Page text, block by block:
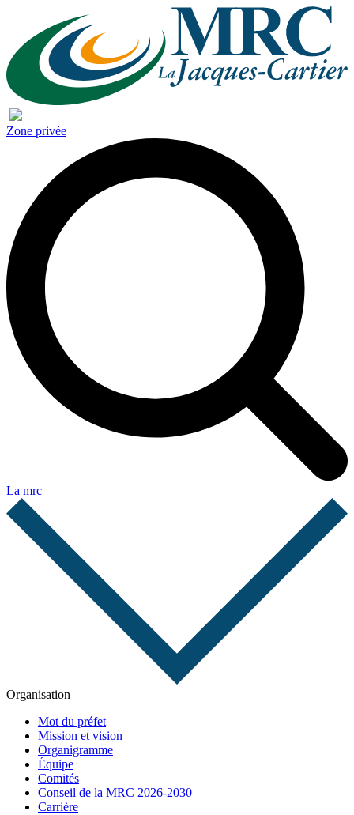
Zone privée
La mrc
Organisation
Mot du préfet
Mission et vision
Organigramme
Équipe
Comités
Conseil de la MRC 2026-2030
Carrière